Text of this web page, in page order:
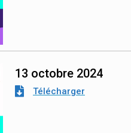
13 octobre 2024
Télécharger